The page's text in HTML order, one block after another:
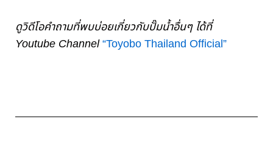
ดูวิดีโอคำถามที่พบบ่อยเกี่ยวกับปั๊มน้ำอื่นๆ ได้ที่
Youtube Channel“Toyobo Thailand Official”